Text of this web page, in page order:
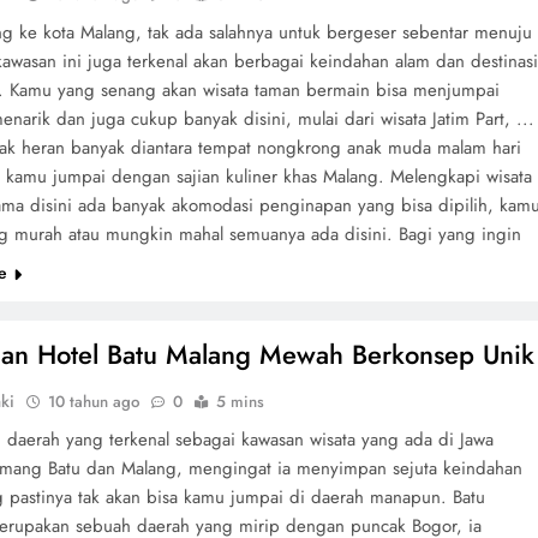
ke kota Malang, tak ada salahnya untuk bergeser sebentar menuju
ini juga terkenal akan berbagai keindahan alam dan destinasi
Kamu yang senang akan wisata taman bermain bisa menjumpai
dan juga cukup banyak disini, mulai dari wisata Jatim Part, ...
heran banyak diantara tempat nongkrong anak muda malam hari
jumpai dengan sajian kuliner khas Malang. Melengkapi wisata
disini ada banyak akomodasi penginapan yang bisa dipilih,
murah atau mungkin mahal semuanya ada disini. Bagi yang ingin
Hotel Batu Malang Mewah Berkonsep Unik
10 tahun ago 0 5 mins
daerah yang terkenal sebagai kawasan wisata yang ada di Jawa
Batu dan Malang, mengingat ia menyimpan sejuta keindahan
pastinya tak akan bisa kamu jumpai di daerah manapun. Batu
sebuah daerah yang mirip dengan puncak Bogor, ia